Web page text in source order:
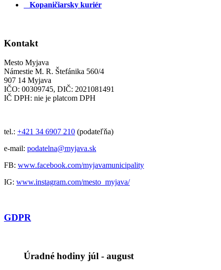
Kopaničiarsky kuriér
Kontakt
Mesto Myjava
Námestie M. R. Štefánika 560/4
907 14 Myjava
IČO: 00309745, DIČ: 2021081491
IČ DPH: nie je platcom DPH
tel.: +421 34 6907 210 (podateľňa)
e-mail: podatelna@myjava.sk
FB: www.facebook.com/myjavamunicipality
IG: www.instagram.com/mesto_myjava/
GDPR
Úradné hodiny júl - august